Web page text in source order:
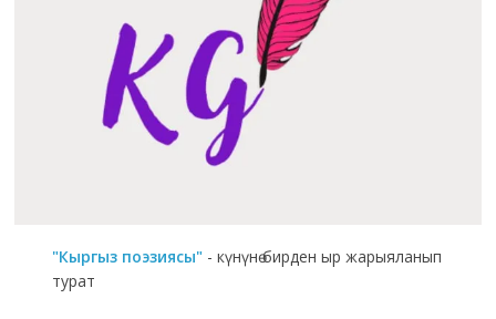
"Кыргыз поэзиясы" - күнүнө бирден ыр жарыяланып
турат